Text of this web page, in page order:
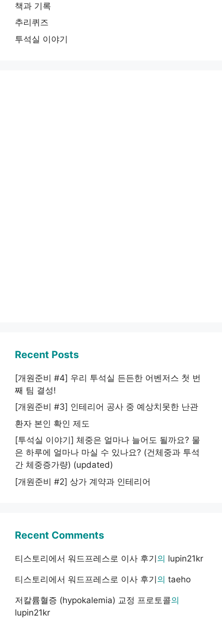
책과 기록
추리퀴즈
투석실 이야기
Recent Posts
[개원준비 #4] 우리 투석실 든든한 어벤저스 첫 번
째 팀 결성!
[개원준비 #3] 인테리어 공사 중 예상치못한 난관
환자 본인 확인 제도
[투석실 이야기] 체중은 얼마나 늘어도 될까요? 물
은 하루에 얼마나 마실 수 있나요? (건체중과 투석
간 체중증가량) (updated)
[개원준비 #2] 상가 계약과 인테리어
Recent Comments
티스토리에서 워드프레스로 이사 후기의 lupin21kr
티스토리에서 워드프레스로 이사 후기의 taeho
저칼륨혈증 (hypokalemia) 교정 프로토콜의
lupin21kr